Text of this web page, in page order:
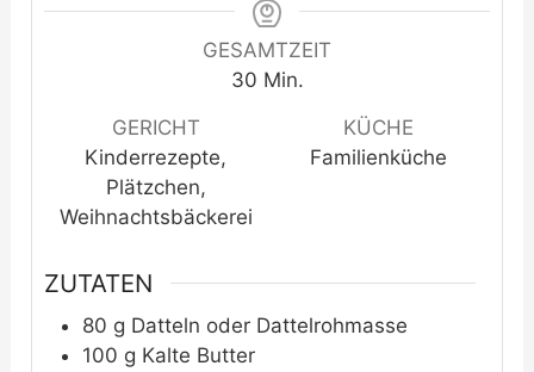
GESAMTZEIT
30Minuten
Min.
GERICHT
Kinderrezepte,
Plätzchen,
Weihnachtsbäckerei
KÜCHE
Familienküche
ZUTATEN
80 g Datteln oder Dattelrohmasse
100 g Kalte Butter